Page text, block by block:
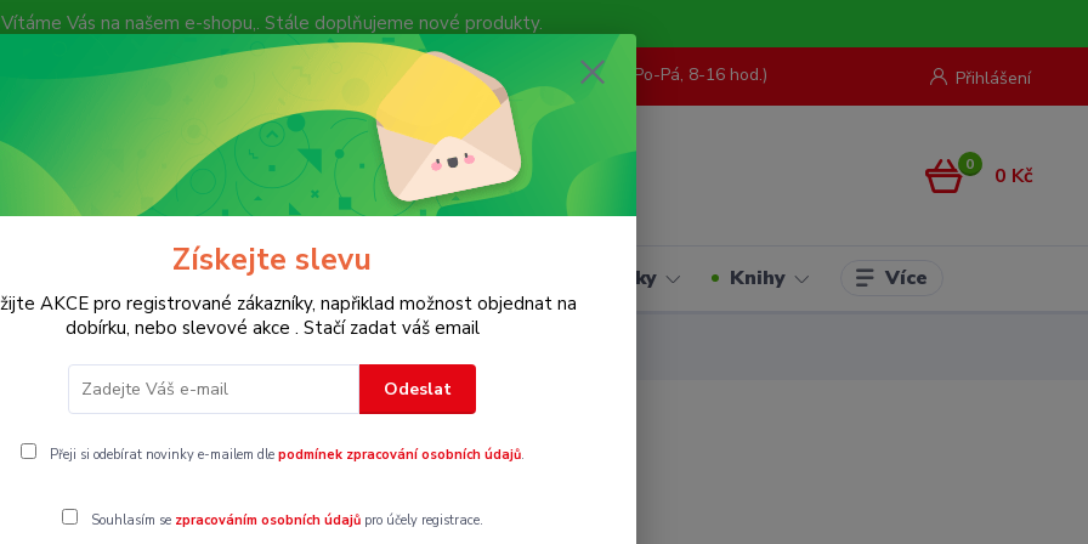
Vítáme Vás na našem e-shopu,. Stále doplňujeme nové produkty.
Přihlášení
Hledat
Nevíte si rady? Zavolejte. + 420 773 967 062 (Po-Pá, 8-16 hod.)
0 0 Kč
Dětské Dámské Hračky Knihy Více
podprsenky
nebylo nalezeno žádné zboží.
Získejte slevu
AKCE pro registrované zákazníky, napřiklad možnost objednat na
dobírku, nebo slevové akce . Stačí zadat váš email
Odeslat
Přeji si odebírat novinky e-mailem dle podmínek zpracování osobních údajů.
Souhlasím se zpracováním osobních údajůpro účely registrace.